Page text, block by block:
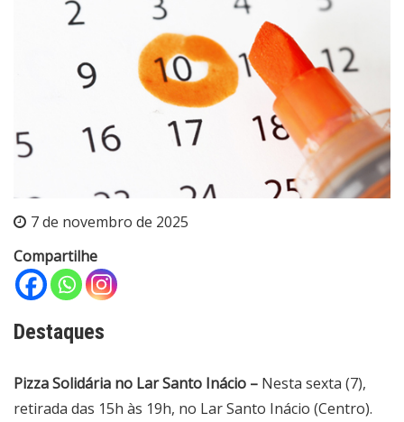
7 de novembro de 2025
Compartilhe
Destaques
Pizza Solidária no Lar Santo Inácio – Nesta sexta (7),
retirada das 15h às 19h, no Lar Santo Inácio (Centro).